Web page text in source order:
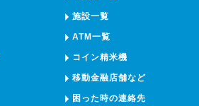
施設一覧
ATM一覧
コイン精米機
移動金融店舗など
困った時の連絡先